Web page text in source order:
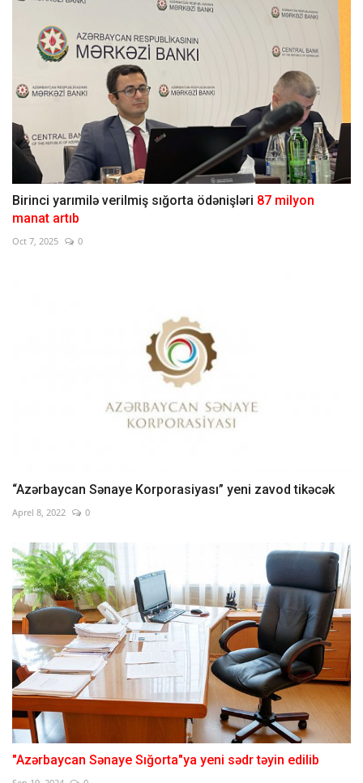
Birinci yarımilə verilmiş sığorta ödənişləri 87 milyon
manat artıb
Oct 7, 2025 0
“Azərbaycan Sənaye Korporasiyası” yeni zavod tikəcək
Aprel 8, 2022 0
"Azərbaycan Sənaye Sığorta"ya yeni sədr təyin edilib